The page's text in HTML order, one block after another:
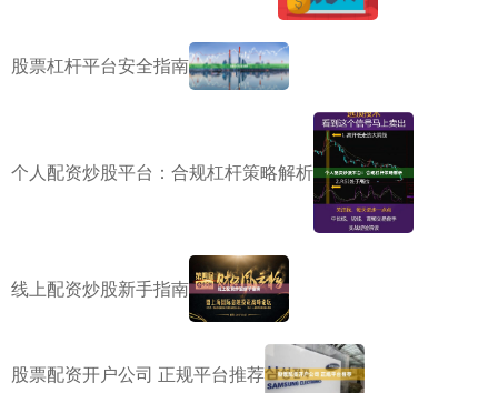
股票杠杆平台安全指南
个人配资炒股平台：合规杠杆策略解析
线上配资炒股新手指南
股票配资开户公司 正规平台推荐